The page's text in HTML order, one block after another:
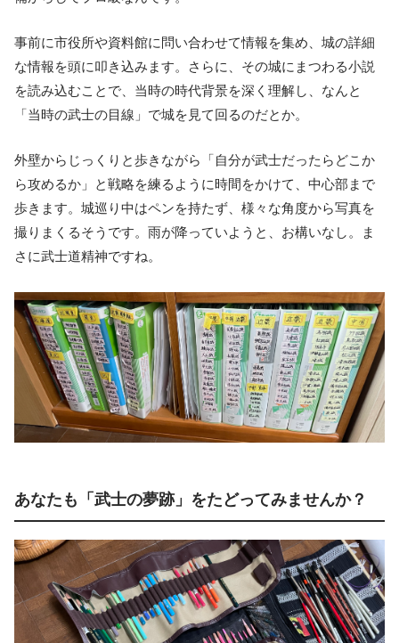
事前に市役所や資料館に問い合わせて情報を集め、城の詳細
な情報を頭に叩き込みます。さらに、その城にまつわる小説
を読み込むことで、当時の時代背景を深く理解し、なんと
「当時の武士の目線」で城を見て回るのだとか。
外壁からじっくりと歩きながら「自分が武士だったらどこか
ら攻めるか」と戦略を練るように時間をかけて、中心部まで
歩きます。城巡り中はペンを持たず、様々な角度から写真を
撮りまくるそうです。雨が降っていようと、お構いなし。ま
さに武士道精神ですね。
あなたも「武士の夢跡」をたどってみませんか？